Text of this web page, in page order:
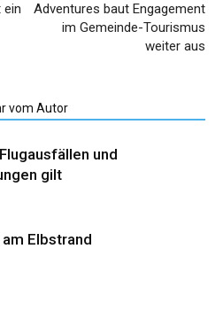
Adventures baut Engagement
im Gemeinde-Tourismus
weiter aus
vom Autor
und
gilt
Elbstrand